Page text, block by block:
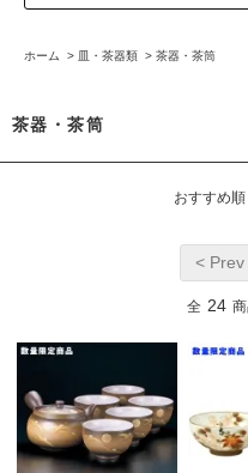
ホーム > 皿・茶器類 > 茶器・茶筒
茶器・茶筒
おすすめ順
< Prev
全 24